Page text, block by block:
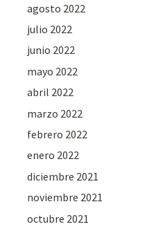
agosto 2022
julio 2022
junio 2022
mayo 2022
abril 2022
marzo 2022
febrero 2022
enero 2022
diciembre 2021
noviembre 2021
octubre 2021